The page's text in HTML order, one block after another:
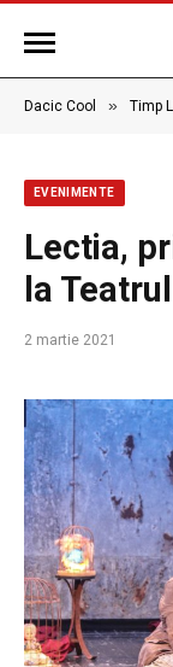
Dacic Cool » Timp
EVENIMENTE
Lectia,
la
2 martie 2021